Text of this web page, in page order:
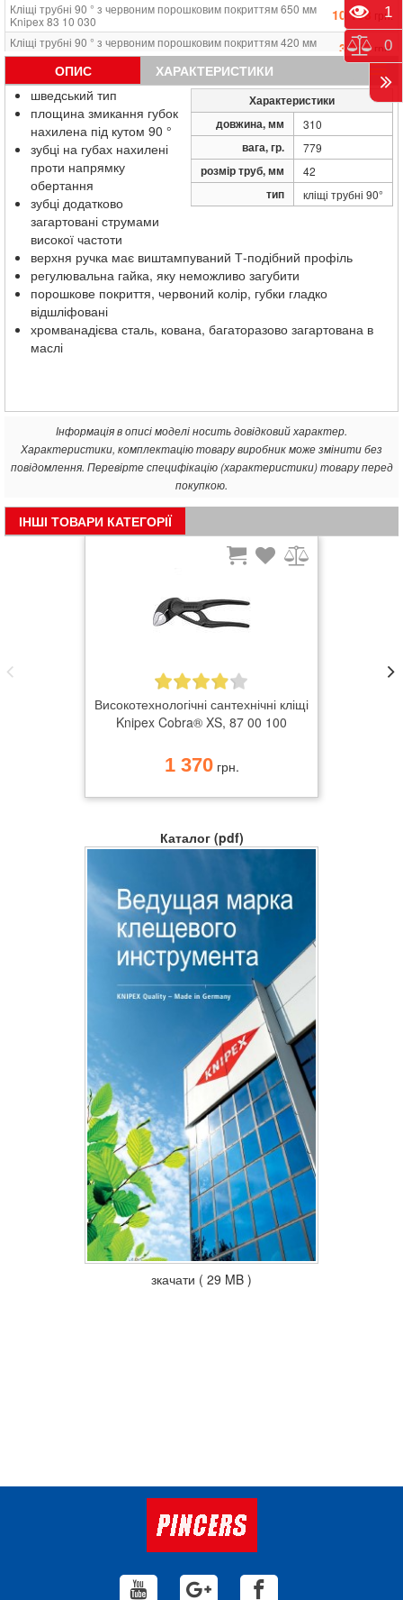
Кліщі трубні 90 ° з червоним порошковим покриттям 650 мм
Knipex 83 10 030
10 168
грн.
Кліщі трубні 90 ° з червоним порошковим покриттям 420 мм
Knipex 83 10 015
3 313 грн.
Кліщі трубні 90 ° з червоним порошковим покриттям 560 мм
Knipex 83 10 020
5 067
грн.
Кліщі трубні 90 ° з червоним порошковим покриттям 750 мм
Knipex 83 10 040
13 380грн.
ОПИС ХАРАКТЕРИСТИКИ
Характеристики
довжина, мм
310
вага, гр. 779
розмір труб, мм 42
тип кліщі трубні 90°
шведський тип
площина змикання губок
нахилена під кутом 90 °
зубці на губах нахилені
проти напрямку
обертання
зубці додатково
загартовані струмами
високої частоти
верхня ручка має виштампуваний Т-подібний профіль
регулювальна гайка, яку неможливо загубити
порошкове покриття, червоний колір, губки гладко
відшліфовані
хромванадієва сталь, кована, багаторазово загартована в
маслі
Інформація в описі моделі носить довідковий характер.
Характеристики, комплектацію товару виробник може змінити без
повідомлення. Перевірте специфікацію (характеристики) товару перед
покупкою.
ІНШІ ТОВАРИ КАТЕГОРІЇ
Високотехнологічні сантехнічні кліщі
Knipex Cobra® XS, 87 00 100
1 370грн.
Каталог (pdf)
зкачати ( 29 MB )
1
0